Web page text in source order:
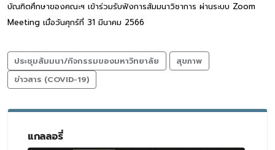
บัณฑิตศึกษาของคณะฯ เข้าร่วมรับฟังการสัมมนาวิชาการ ผ่านระบบ Zoom
Meeting เมื่อวันศุกร์ที่ 31 มีนาคม 2566
ประชุมสัมมนา/กิจกรรมของมหาวิทยาลัย
สุขภาพ
ข่าวสาร (COVID-19)
แกลลอรี่